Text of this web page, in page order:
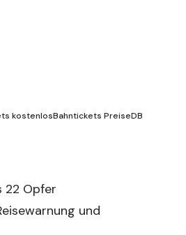
kostenlosBahntickets PreiseDB
22 Opfer
und